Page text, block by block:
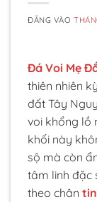
ĐĂNG VÀO
Đá Voi Mẹ
thiên nhiên
đất Tây
voi khổng lồ
khối này
sộ mà còn
tâm linh đặc
theo chân